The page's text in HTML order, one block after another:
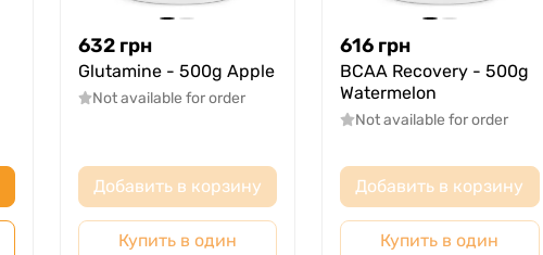
632 грн
Glutamine - 500g Apple
Not available for order
Добавить в корзину
Купить в один
616 грн
BCAA Recovery - 500g
Watermelon
Not available for order
Добавить в корзину
Купить в один